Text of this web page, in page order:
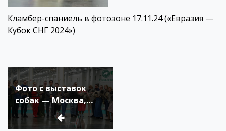
Кламбер-спаниель в фотозоне 17.11.24 («Евразия —
Кубок СНГ 2024»)
Навигация
по
записям
Фото с выставок
собак — Москва,
Подмосковье осень-
зима 2024